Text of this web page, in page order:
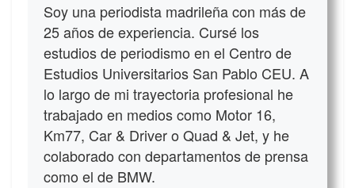
Soy una periodista madrileña con más de
25 años de experiencia. Cursé los
estudios de periodismo en el Centro de
Estudios Universitarios San Pablo CEU. A
lo largo de mi trayectoria profesional he
trabajado en medios como Motor 16,
Km77, Car & Driver o Quad & Jet, y he
colaborado con departamentos de prensa
como el de BMW.